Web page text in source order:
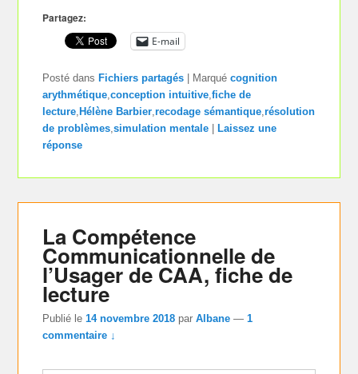
Partagez:
E-mail
Posté dans Fichiers partagés Marqué cognition
arythmétique ,conception intuitive ,fiche de
lecture Hélène Barbier ,recodage sémantique ,résolution
de problèmes ,simulation mentale
Laissez une
réponse
La Compétence
Communicationnelle de
l’Usager de CAA, fiche de
lecture
Publié le14 novembre 2018 parAlbane —1
commentaire ↓